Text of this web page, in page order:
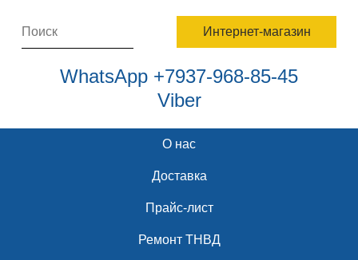
Интернет-магазин
WhatsApp +7937-968-85-45
Viber
О нас
Доставка
Прайс-лист
Ремонт ТНВД